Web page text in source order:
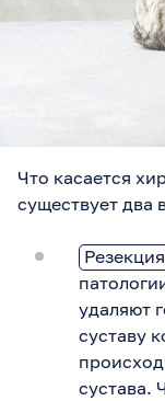
Что касается
существует два
Резекция
удаляют
суставу
сустава.